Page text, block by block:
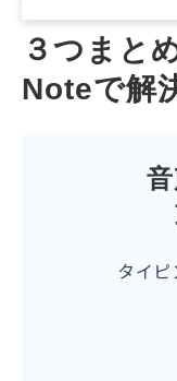
３つまと
Noteで解
タイピ